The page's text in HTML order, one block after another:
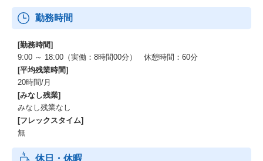
勤務時間
[勤務時間]
9:00 ～ 18:00（実働：8時間00分） 休憩時間：60分
[平均残業時間]
20時間/月
[みなし残業]
みなし残業なし
[フレックスタイム]
無
休日・休暇